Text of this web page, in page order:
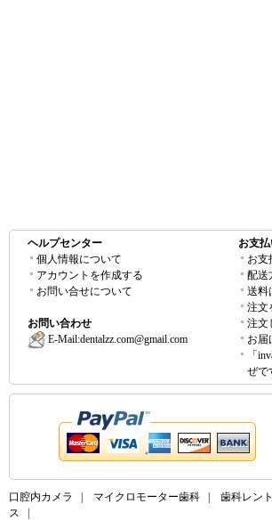
ヘルプセンター
個人情報について
アカウントを作成する
お問い合せについて
お問い合わせ
E-Mail:dentalzz.com@gmail.com
お支
お支
配送
送料
注文
注文
お届
「
ぜで
口腔内カメラ マイクロモーター歯科 歯科レン
ス